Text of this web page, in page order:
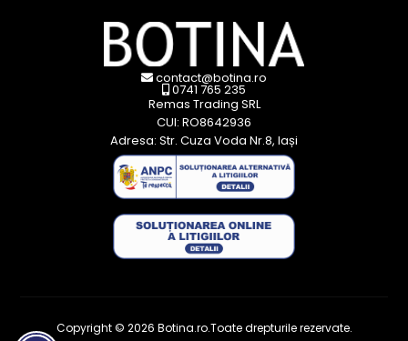
contact@botina.ro
0741 765 235
Remas Trading SRL
CUI: RO8642936
Adresa: Str. Cuza Voda Nr.8, Iași
Copyright © 2026 Botina.ro.Toate drepturile rezervate.